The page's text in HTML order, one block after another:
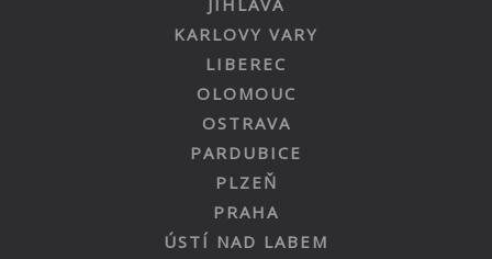
JIHLAVA
KARLOVY VARY
LIBEREC
OLOMOUC
OSTRAVA
PARDUBICE
PLZEŇ
PRAHA
ÚSTÍ NAD LABEM